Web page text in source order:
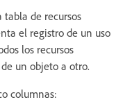
de recursos
el registro de un uso
los recursos
un objeto a otro.
columnas: